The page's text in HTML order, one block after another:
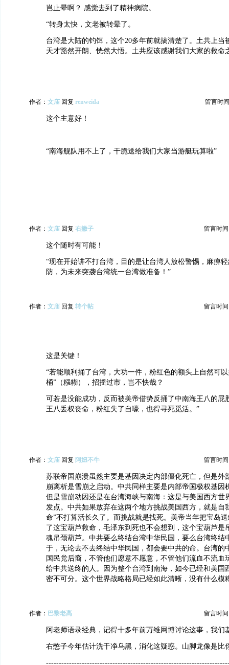
岂止晕啊？ 感觉去到了精神病院。
“转身太快，文老被转晕了。
台湾是大陆的钓饵，这个20多年前就搞清楚了。土共上当
天才豁然开朗、恍然大悟。土共应该感谢我们大家的救命
作者： 文庙 回复 renweida 留言时
这个主意好！
“南海舰队用不上了，干脆送给我们大家当游艇玩算啦”
作者： 文庙 回复 右撇子 留言时间
这个随时有可能！
“现在开始讲不打台湾，目的是让台湾人放松警惕，麻痹
防，为未来突袭台湾统一台湾做准备！”
作者： 文庙 回复 转个帖 留言时间
这是关键！
“若能顺利捅了台湾，大功一件，粉红色的额头上自然可
桶”（糨糊），招摇过市，岂不快哉？
可若是没能成功，反而被美帝借势反捅了中南海王八的屁
王八丢权丧命，粉红失了自嚎，也得寻死觅活。”
作者： 文庙 回复 阿妞不牛 留言时间
苏联帝国崩溃虽然主要是基因决定内部僵化死亡，但是外
崩离析是雪崩之启动。中共同样主要是内部帝国极权基因
但是雪崩动因还是在台湾海峡与南海：这是与美国西方世
发点。中共如果放弃在这两个地方挑战美国西方，就是自
命”不打算活长久了。而挑战就是找死。美帝当年把宝岛
了这宝葫芦救命，毛泽东到死也不会想到，这个宝葫芦是
魂吊颈葫芦。中共要么终结台湾中华民国，要么台湾终结
于，无论去不去终结中华民国，都会要中共的命。台湾的
国民党后裔，不管他们愿意不愿意，不管他们流血不流血
给中共送终的人。因为整个台湾到南海，如今已经和美国
密不可分。这个世界战略格局已经如此清晰，没有什么模
作者： 巴黎老高 留言时间
阿老师语录经典，记得十多年前万维网博讨论这事，我们
右憋子今年估计洗干净乌黑，消化这疑惑。山脚龙像是比